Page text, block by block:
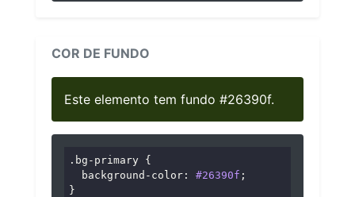
COR DE FUNDO
Este elemento tem fundo #26390f.
.bg-primary {
background-color : #26390f ;
}